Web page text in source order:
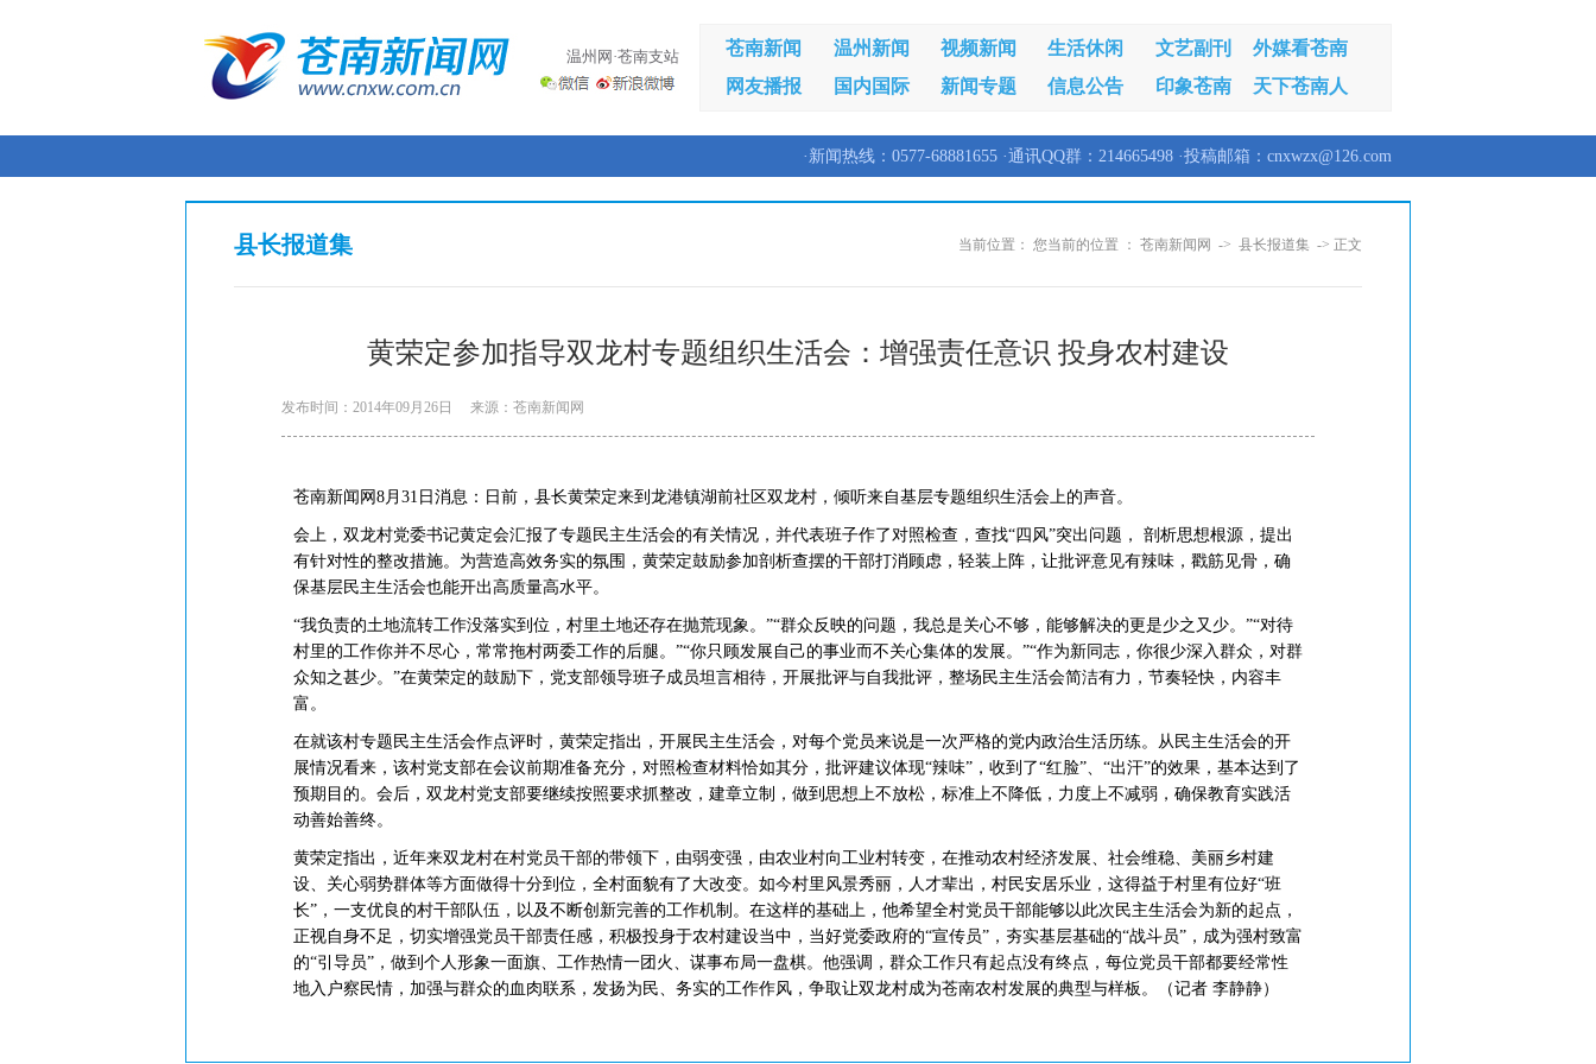
温州网·苍南支站 苍南新闻 温州新闻 视频新闻 生活休闲 文艺副刊
外媒看苍南
网友播报
国内国际 新闻专题 信息公告 印象苍南 天下苍南人
·新闻热线：0577-68881655 ·通讯QQ群：214665498 ·投稿邮箱：cnxwzx@126.com
当前位置： 您当前的位置 ： 苍南新闻网 -> 县长报道集 -> 正文
县长报道集
黄荣定参加指导双龙村专题组织生活会：增强责任意识 投身农村建设
发布时间：2014年09月26日 来源：苍南新闻网
苍南新闻网8月31日消息：日前，县长黄荣定来到龙港镇湖前社区双龙村，倾听来自基层专题组织生活会上的声音。
会上，双龙村党委书记黄定会汇报了专题民主生活会的有关情况，并代表班子作了对照检查，查找“四风”突出问题， 剖析思想根源，提出
有针对性的整改措施。为营造高效务实的氛围，黄荣定鼓励参加剖析查摆的干部打消顾虑，轻装上阵，让批评意见有辣味，戳筋见骨，确
保基层民主生活会也能开出高质量高水平。
“我负责的土地流转工作没落实到位，村里土地还存在抛荒现象。”“群众反映的问题，我总是关心不够，能够解决的更是少之又少。”“对待
村里的工作你并不尽心，常常拖村两委工作的后腿。”“你只顾发展自己的事业而不关心集体的发展。”“作为新同志，你很少深入群众，对群
众知之甚少。”在黄荣定的鼓励下，党支部领导班子成员坦言相待，开展批评与自我批评，整场民主生活会简洁有力，节奏轻快，内容丰
富。
在就该村专题民主生活会作点评时，黄荣定指出，开展民主生活会，对每个党员来说是一次严格的党内政治生活历练。从民主生活会的开
展情况看来，该村党支部在会议前期准备充分，对照检查材料恰如其分，批评建议体现“辣味”，收到了“红脸”、“出汗”的效果，基本达到了
预期目的。会后，双龙村党支部要继续按照要求抓整改，建章立制，做到思想上不放松，标准上不降低，力度上不减弱，确保教育实践活
动善始善终。
黄荣定指出，近年来双龙村在村党员干部的带领下，由弱变强，由农业村向工业村转变，在推动农村经济发展、社会维稳、美丽乡村建
设、关心弱势群体等方面做得十分到位，全村面貌有了大改变。如今村里风景秀丽，人才辈出，村民安居乐业，这得益于村里有位好“班
长”，一支优良的村干部队伍，以及不断创新完善的工作机制。在这样的基础上，他希望全村党员干部能够以此次民主生活会为新的起点，
正视自身不足，切实增强党员干部责任感，积极投身于农村建设当中，当好党委政府的“宣传员”，夯实基层基础的“战斗员”，成为强村致富
的“引导员”，做到个人形象一面旗、工作热情一团火、谋事布局一盘棋。他强调，群众工作只有起点没有终点，每位党员干部都要经常性
地入户察民情，加强与群众的血肉联系，发扬为民、务实的工作作风，争取让双龙村成为苍南农村发展的典型与样板。（记者 李静静）